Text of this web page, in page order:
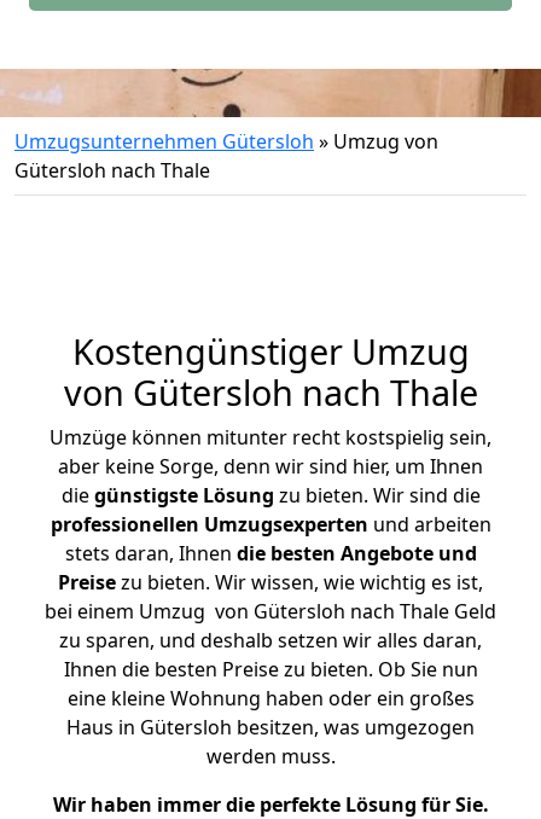
Umzugsunternehmen Gütersloh » Umzug von
Gütersloh nach Thale
Kostengünstiger Umzug
von Gütersloh nach Thale
Umzüge können mitunter recht kostspielig sein,
aber keine Sorge, denn wir sind hier, um Ihnen
diegünstigste Lösung zu bieten. Wir sind die
professionellen Umzugsexperten und arbeiten
stets daran, Ihnen die besten Angebote und
Preisezu bieten. Wir wissen, wie wichtig es ist,
bei einem Umzug von Gütersloh nach Thale Geld
zu sparen, und deshalb setzen wir alles daran,
Ihnen die besten Preise zu bieten. Ob Sie nun
eine kleine Wohnung haben oder ein großes
Haus in Gütersloh besitzen, was umgezogen
werden muss.
Wir haben immer die perfekte Lösung für Sie.